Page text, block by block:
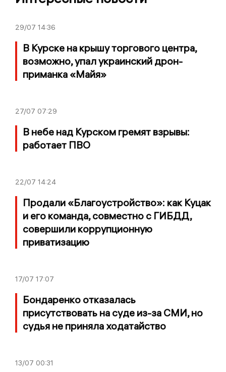
29/07 14:36
В Курске на крышу торгового центра,
возможно, упал украинский дрон-
приманка «Майя»
27/07 07:29
В небе над Курском гремят взрывы:
работает ПВО
22/07 14:24
Продали «Благоустройство»: как Куцак
и его команда, совместно с ГИБДД,
совершили коррупционную
приватизацию
17/07 17:07
Бондаренко отказалась
присутствовать на суде из-за СМИ, но
судья не приняла ходатайство
13/07 00:31